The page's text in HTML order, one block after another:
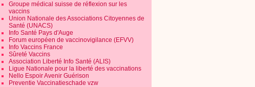
Groupe médical suisse de réflexion sur les
vaccins
Union Nationale des Associations Citoyennes de
Santé (UNACS)
Info Santé Pays d'Auge
Forum européen de vaccinovigilance (EFVV)
Info Vaccins France
Sûreté Vaccins
Association Liberté Info Santé (ALIS)
Ligue Nationale pour la liberté des vaccinations
Nello Espoir Avenir Guérison
Preventie Vaccinatieschade vzw